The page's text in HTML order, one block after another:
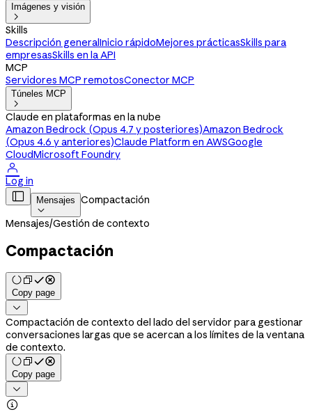
Imágenes y visión

Skills
Descripción generalInicio rápidoMejores prácticasSkills para
empresasSkills en la API
MCP
Servidores MCP remotosConector MCP
Túneles MCP

Claude en plataformas en la nube
Amazon Bedrock (Opus 4.7 y posteriores)Amazon Bedrock
(Opus 4.6 y anteriores)Claude Platform en AWSGoogle
CloudMicrosoft Foundry

Log in
 Mensajes

Compactación
Mensajes/Gestión de contexto
Compactación
Copy page

Compactación de contexto del lado del servidor para gestionar
conversaciones largas que se acercan a los límites de la ventana
de contexto.
Copy page

